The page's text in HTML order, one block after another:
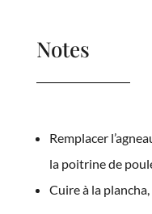
Notes
Remplacer
la poitrine de
Cuire à la